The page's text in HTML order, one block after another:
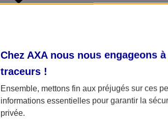
Chez AXA nous nous engageons
traceurs !
Ensemble, mettons fin aux préjugés sur ces
informations essentielles pour garantir la
privée.